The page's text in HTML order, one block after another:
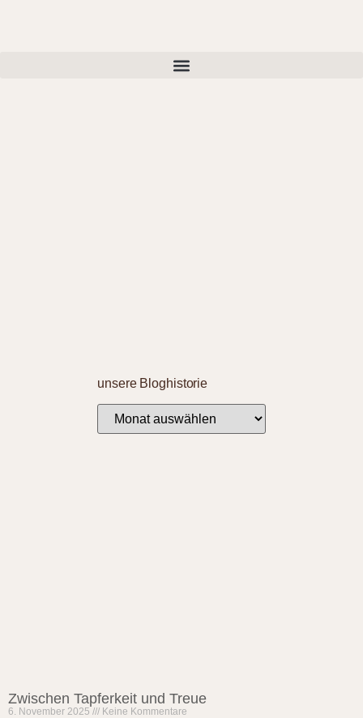
unsere Bloghistorie
Zwischen Tapferkeit und Treue
6. November 2025 Keine Kommentare